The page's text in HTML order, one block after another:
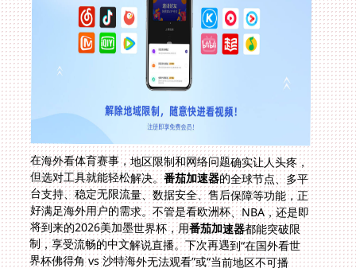
在海外看体育赛事，地区限制和网络问题确实让人头疼，
但选对工具就能轻松解决。番茄加速器的全球节点、多平
台支持、稳定无限流量、数据安全、售后保障等功能，正
好满足海外用户的需求。不管是看欧洲杯、NBA，还是即
将到来的2026美加墨世界杯，用番茄加速器都能突破限
制，享受流畅的中文解说直播。下次再遇到“在国外看世
界杯佛得角 vs 沙特海外无法观看”或“当前地区不可播